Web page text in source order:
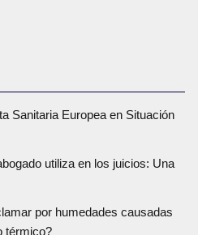
Sanitaria Europea en Situación
utiliza en los juicios: Una
por humedades causadas
térmico?